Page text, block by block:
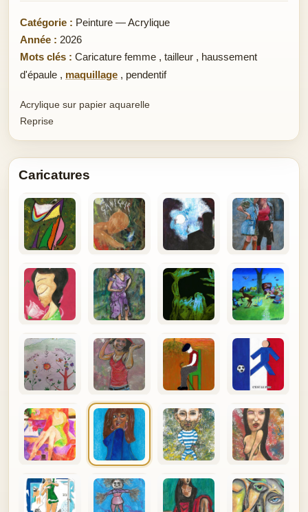
Catégorie : Peinture — Acrylique
Année : 2026
Mots clés : Caricature femme , tailleur , haussement
d'épaule , maquillage , pendentif
Acrylique sur papier aquarelle
Reprise
Caricatures